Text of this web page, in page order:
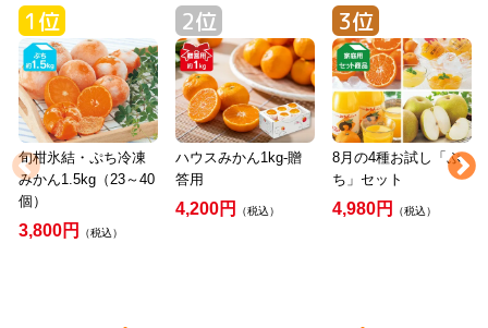
旬柑氷結・ぷち冷凍
みかん1.5kg（23～40
個）
3,800円 （税込）
ハウスみかん1kg-贈
答用
4,200円 （税込）
8月の4種お試し「ぷ
ち」セット
4,980円 （税込）